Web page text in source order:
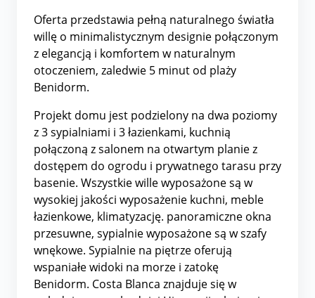
Oferta przedstawia pełną naturalnego światła
willę o minimalistycznym designie połączonym
z elegancją i komfortem w naturalnym
otoczeniem, zaledwie 5 minut od plaży
Benidorm.
Projekt domu jest podzielony na dwa poziomy
z 3 sypialniami i 3 łazienkami, kuchnią
połączoną z salonem na otwartym planie z
dostępem do ogrodu i prywatnego tarasu przy
basenie. Wszystkie wille wyposażone są w
wysokiej jakości wyposażenie kuchni, meble
łazienkowe, klimatyzację. panoramiczne okna
przesuwne, sypialnie wyposażone są w szafy
wnękowe. Sypialnie na piętrze oferują
wspaniałe widoki na morze i zatokę
Benidorm. Costa Blanca znajduje się w